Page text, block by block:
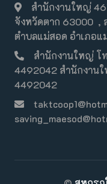
สำนักงานใหญ่
จังหวัดตาก 63000 ,
ตำบลแม่สอด อำเภอแ
สำนักงานใหญ่ โ
4492042 สำนักงาน
4492042